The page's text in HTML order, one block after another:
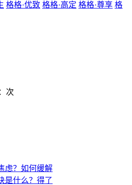
格格·优致 格格·高定 格格·尊享 格
次
虑？如何缓解
是什么？得了